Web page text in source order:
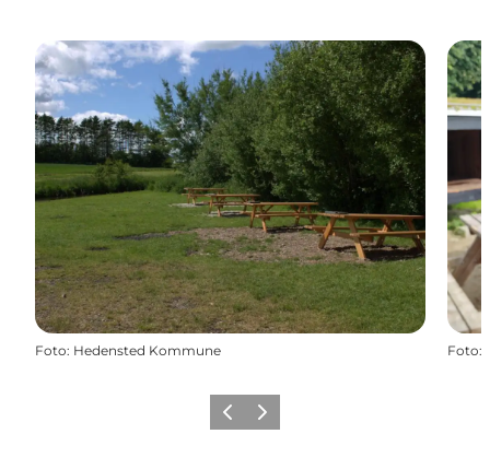
Foto: Hedensted Kommune Foto:
ForrigeNæste